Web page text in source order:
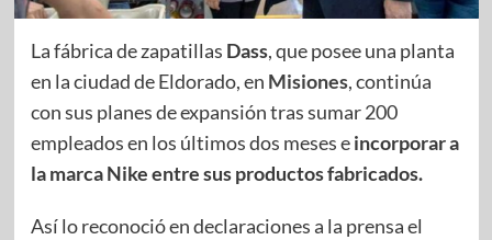
La fábrica de zapatillas Dass, que posee una planta
en la ciudad de Eldorado, en Misiones, continúa
con sus planes de expansión tras sumar 200
empleados en los últimos dos meses eincorporar a
la marca Nike entre sus productos fabricados.
Así lo reconoció en declaraciones a la prensa el